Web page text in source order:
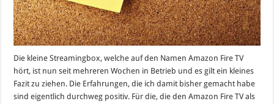
Die kleine Streamingbox, welche auf den Namen Amazon Fire TV
hört, ist nun seit mehreren Wochen in Betrieb und es gilt ein kleines
Fazit zu ziehen. Die Erfahrungen, die ich damit bisher gemacht habe
sind eigentlich durchweg positiv. Für die, die den Amazon Fire TV als